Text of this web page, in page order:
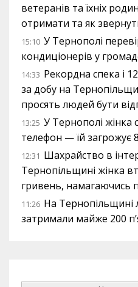
ветеранів та їхніх
отримати та як
15:10 У Тернополі
кондиціонерів у
14:33 Рекордна спека і
за добу на
просять людей бути
13:25 У Тернополі жінка
телефон — їй загрожує
12:31 Шахрайство в
Тернопільщині жінка
гривень, намагаючись
11:26 На Тернопільщині
затримали майже 200